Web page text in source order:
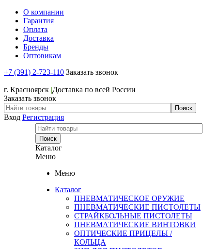
О компании
Гарантия
Оплата
Доставка
Бренды
Оптовикам
+7 (391) 2-723-110 Заказать звонок
г. Красноярск |Доставка по всей России
Заказать звонок
Вход Регистрация
Каталог
Меню
Меню
Каталог
ПНЕВМАТИЧЕСКОЕ ОРУЖИЕ
ПНЕВМАТИЧЕСКИЕ ПИСТОЛЕТЫ
СТРАЙКБОЛЬНЫЕ ПИСТОЛЕТЫ
ПНЕВМАТИЧЕСКИЕ ВИНТОВКИ
ОПТИЧЕСКИЕ ПРИЦЕЛЫ /
КОЛЬЦА